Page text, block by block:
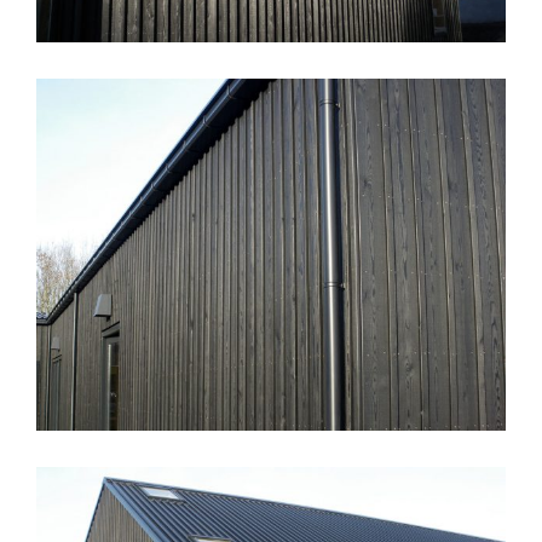
Zorgboerderij Landlust Diemen 4